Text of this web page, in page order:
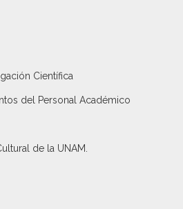
Científica
del Personal Académico
de la UNAM.